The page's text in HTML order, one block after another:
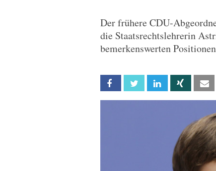
Der frühere CDU-
die Staatsrechtslehrerin
bemerkenswerten
Facebook Twitter Linkedin Xing